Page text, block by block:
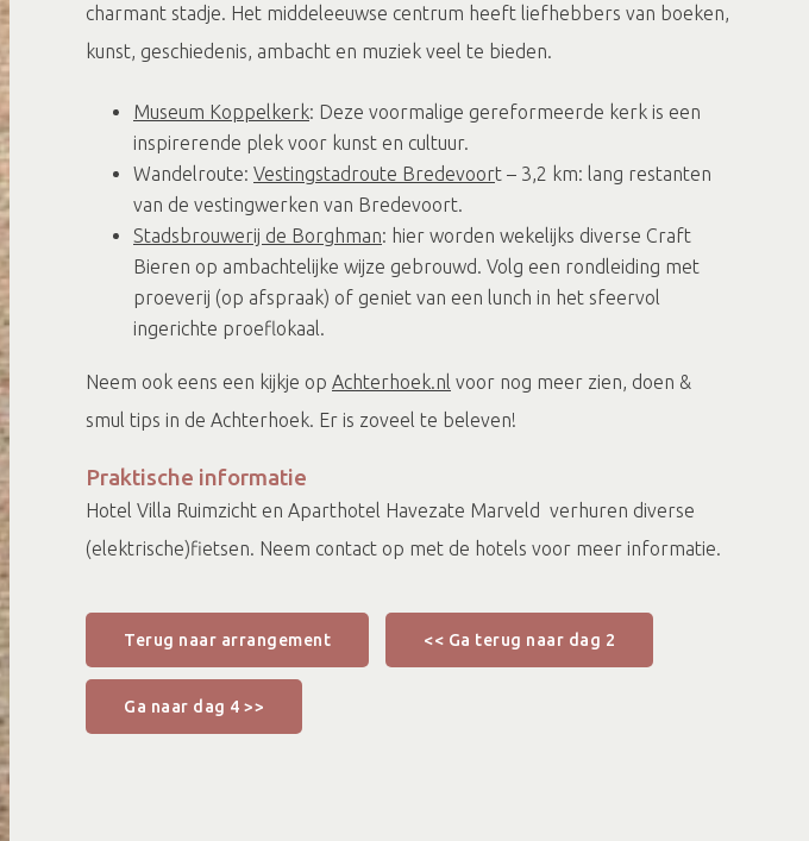
charmant stadje. Het middeleeuwse centrum heeft liefhebbers van boeken,
kunst, geschiedenis, ambacht en muziek veel te bieden.
Museum Koppelkerk: Deze voormalige gereformeerde kerk is een
inspirerende plek voor kunst en cultuur.
Wandelroute: Vestingstadroute Bredevoort – 3,2 km: lang restanten
van de vestingwerken van Bredevoort.
Stadsbrouwerij de Borghman: hier worden wekelijks diverse Craft
Bieren op ambachtelijke wijze gebrouwd. Volg een rondleiding met
proeverij (op afspraak) of geniet van een lunch in het sfeervol
ingerichte proeflokaal.
Neem ook eens een kijkje op Achterhoek.nl voor nog meer zien, doen &
smul tips in de Achterhoek. Er is zoveel te beleven!
Praktische informatie
Hotel Villa Ruimzicht en Aparthotel Havezate Marveld verhuren diverse
(elektrische)fietsen. Neem contact op met de hotels voor meer informatie.
Terug naar arrangement << Ga terug naar dag 2
Ga naar dag 4 >>